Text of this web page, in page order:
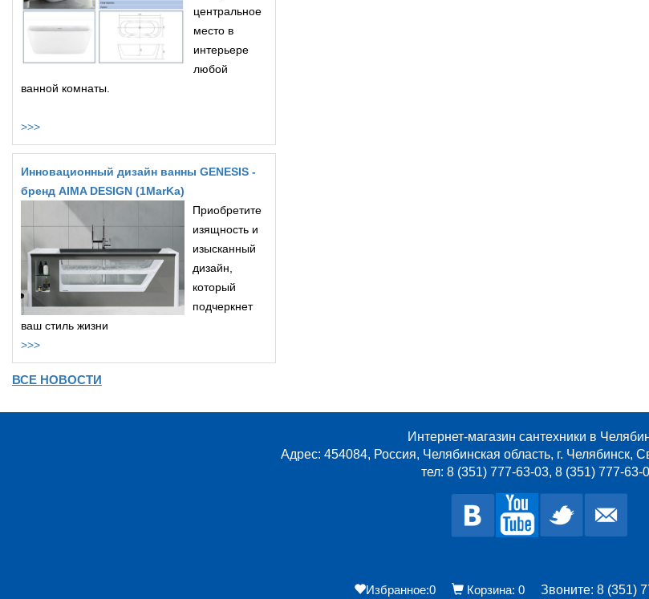
центральное
место в
интерьере
любой
ванной комнаты.
>>>
Инновационный дизайн ванны GENESIS -
бренд AIMA DESIGN (1MarKa)
Приобретите
изящность и
изысканный
дизайн,
который
подчеркнет
ваш стиль жизни
>>>
ВСЕ НОВОСТИ
Интернет-магазин сантехники в
Адрес: 454084, Россия, Челябинская область, г. Челябинск,
тел: 8 (351) 777-63-03, 8 (351) 777-63-
Избранное:0 Корзина: 0 Звоните: 8 (351)